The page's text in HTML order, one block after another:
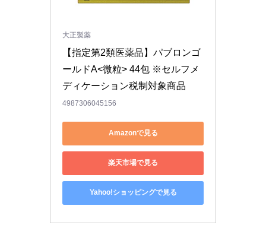
大正製薬
【指定第2類医薬品】パブロンゴ
ールドA<微粒> 44包 ※セルフメ
ディケーション税制対象商品
4987306045156
Amazonで見る
楽天市場で見る
Yahoo!ショッピングで見る